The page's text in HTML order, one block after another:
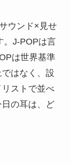
ウンド×見せ
。J-POPは言
は世界基準
はなく、設
ストで並べ
の耳は、ど